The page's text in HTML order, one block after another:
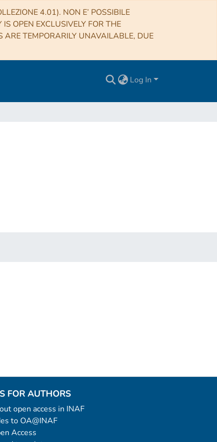
4.01). NON E’ POSSIBILE
OPEN EXCLUSIVELY FOR THE
ARE TEMPORARILY UNAVAILABLE, DUE
Log In
FOR AUTHORS
open access in INAF
to OA@INAF
Access